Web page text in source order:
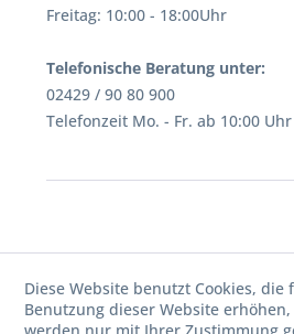
Freitag: 10:00 - 18:00Uhr
Telefonische Beratung unter:
02429 / 90 80 900
Telefonzeit Mo. - Fr. ab 10:00 Uhr
Diese Website benutzt Cookies,
Benutzung dieser Website